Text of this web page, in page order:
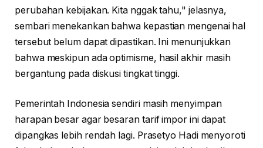
perubahan kebijakan. Kita nggak tahu," jelasnya,
sembari menekankan bahwa kepastian mengenai hal
tersebut belum dapat dipastikan. Ini menunjukkan
bahwa meskipun ada optimisme, hasil akhir masih
bergantung pada diskusi tingkat tinggi.
Pemerintah Indonesia sendiri masih menyimpan
harapan besar agar besaran tarif impor ini dapat
dipangkas lebih rendah lagi. Prasetyo Hadi menyoroti